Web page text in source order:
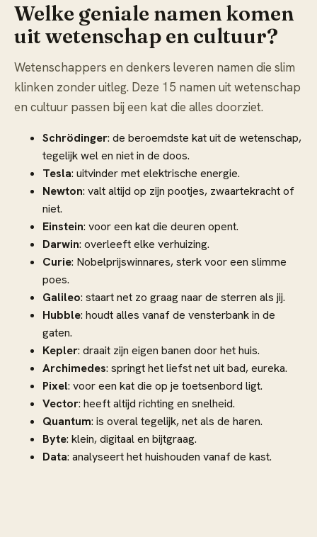
Welke geniale namen komen
uit wetenschap en cultuur?
Wetenschappers en denkers leveren namen die slim
klinken zonder uitleg. Deze 15 namen uit wetenschap
en cultuur passen bij een kat die alles doorziet.
Schrödinger: de beroemdste kat uit de wetenschap,
tegelijk wel en niet in de doos.
Tesla: uitvinder met elektrische energie.
Newton: valt altijd op zijn pootjes, zwaartekracht of
niet.
Einstein: voor een kat die deuren opent.
Darwin: overleeft elke verhuizing.
Curie: Nobelprijswinnares, sterk voor een slimme
poes.
Galileo: staart net zo graag naar de sterren als jij.
Hubble: houdt alles vanaf de vensterbank in de
gaten.
Kepler: draait zijn eigen banen door het huis.
Archimedes: springt het liefst net uit bad, eureka.
Pixel: voor een kat die op je toetsenbord ligt.
Vector: heeft altijd richting en snelheid.
Quantum: is overal tegelijk, net als de haren.
Byte: klein, digitaal en bijtgraag.
Data: analyseert het huishouden vanaf de kast.